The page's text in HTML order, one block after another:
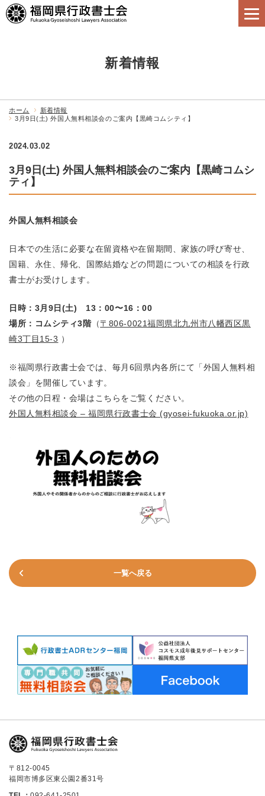
新着情報
ホーム
新着情報
3月9日(土) 外国人無料相談会のご案内【黒崎コムシティ】
2024.03.02
3月9日(土) 外国人無料相談会のご案内【黒崎コムシ
ティ】
外国人無料相談会
日本での生活に必要な在留資格や在留期間、家族の呼び寄せ、
国籍、永住、帰化、国際結婚などの問題についての相談を行政
書士がお受けします。
日時：3月9日(土) 13：00〜16：00
場所：コムシティ3階（〒806-0021福岡県北九州市八幡西区黒
崎3丁目15-3 ）
※福岡県行政書士会では、毎月6回県内各所にて「外国人無料相
談会」を開催しています。
その他の日程・会場はこちらをご覧ください。
外国人無料相談会 – 福岡県行政書士会 (gyosei-fukuoka.or.jp)
一覧へ戻る
〒812-0045
福岡市博多区東公園2番31号